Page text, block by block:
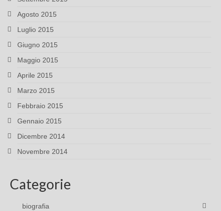
Agosto 2015
Luglio 2015
Giugno 2015
Maggio 2015
Aprile 2015
Marzo 2015
Febbraio 2015
Gennaio 2015
Dicembre 2014
Novembre 2014
Categorie
biografia